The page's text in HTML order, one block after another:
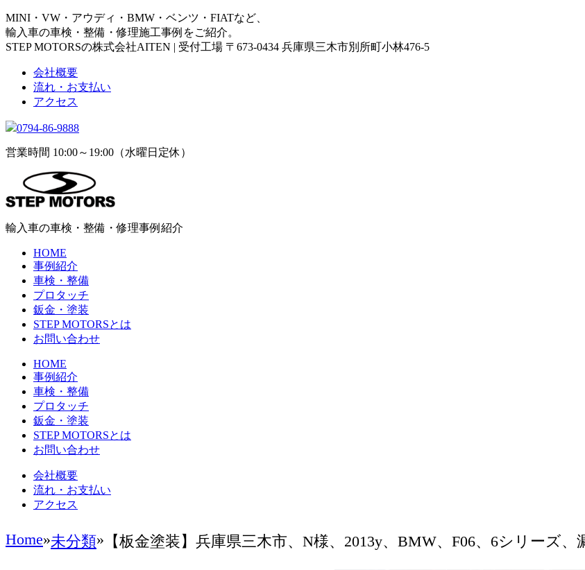
MINI・VW・アウディ・BMW・ベンツ・FIATなど、
輸入車の車検・整備・修理施工事例をご紹介。
STEP MOTORSの株式会社AITEN | 受付工場 〒673-0434 兵庫県三木市別所町小林476-5
会社概要
流れ・お支払い
アクセス
0794-86-9888
営業時間 10:00～19:00（水曜日定休）
輸入車の車検・整備・修理事例紹介
HOME
事例紹介
車検・整備
プロタッチ
鈑金・塗装
STEP MOTORSとは
お問い合わせ
HOME
事例紹介
車検・整備
プロタッチ
鈑金・塗装
STEP MOTORSとは
お問い合わせ
会社概要
流れ・お支払い
アクセス
Home»未分類» 【板金塗装】兵庫県三木市、N様、2013y、BMW、F06、6シリーズ